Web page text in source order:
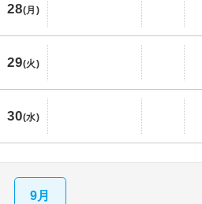
28(月)
29(火)
30(水)
9月